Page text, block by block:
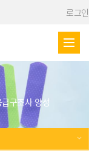
로그인
구조사 양성